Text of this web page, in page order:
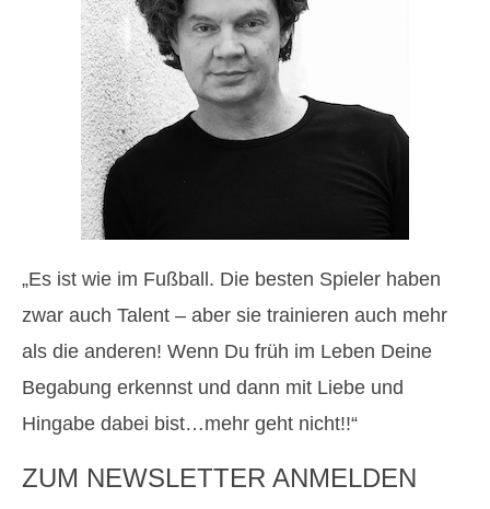
„Es ist wie im Fußball. Die besten Spieler haben
zwar auch Talent – aber sie trainieren auch mehr
als die anderen! Wenn Du früh im Leben Deine
Begabung erkennst und dann mit Liebe und
Hingabe dabei bist…mehr geht nicht!!“
ZUM NEWSLETTER ANMELDEN